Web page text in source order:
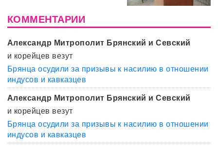
КОММЕНТАРИИ
Александр Митрополит Брянский и Севский
и корейцев везут
Брянца осудили за призывы к насилию в отношении
индусов и кавказцев
Александр Митрополит Брянский и Севский
и корейцев везут
Брянца осудили за призывы к насилию в отношении
индусов и кавказцев